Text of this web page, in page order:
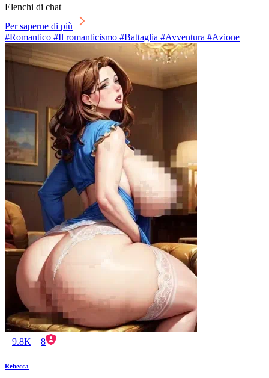
Elenchi di chat
Per saperne di più
#Romantico #Il romanticismo #Battaglia #Avventura #Azione
9.8K 8
Rebecca